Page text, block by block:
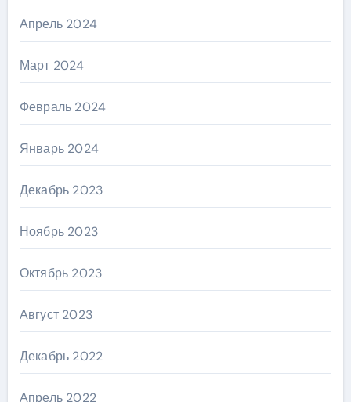
Апрель 2024
Март 2024
Февраль 2024
Январь 2024
Декабрь 2023
Ноябрь 2023
Октябрь 2023
Август 2023
Декабрь 2022
Апрель 2022